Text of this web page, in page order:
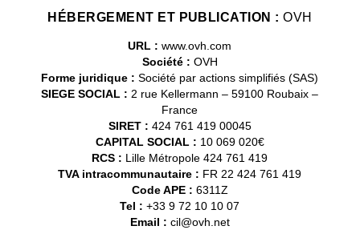
HÉBERGEMENT ET PUBLICATION : OVH
URL : www.ovh.com
Société : OVH
Forme juridique : Société par actions simplifiés (SAS)
SIEGE SOCIAL : 2 rue Kellermann – 59100 Roubaix –
France
SIRET : 424 761 419 00045
CAPITAL SOCIAL : 10 069 020€
RCS : Lille Métropole 424 761 419
TVA intracommunautaire : FR 22 424 761 419
Code APE : 6311Z
Tel :+33 9 72 10 10 07
Email : cil@ovh.net